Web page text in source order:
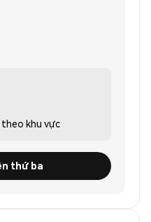
theo khu vực
thứ ba